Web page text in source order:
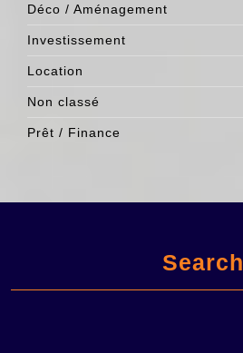
Déco / Aménagement
Investissement
Location
Non classé
Prêt / Finance
Search